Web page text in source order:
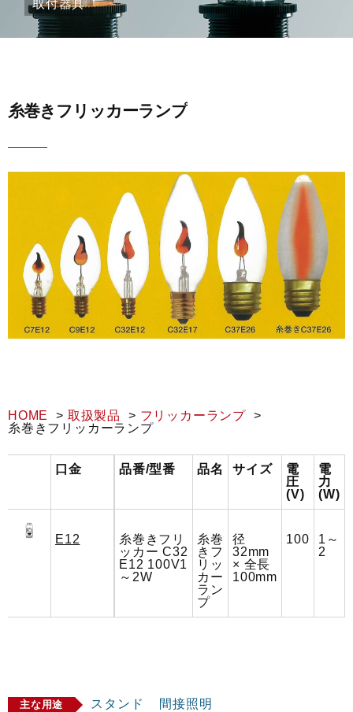
取付器具
糸巻きフリッカーランプ
HOME 取扱製品
フリッカーランプ
糸巻きフリッカーランプ
口金 品番/型番 品名 サイズ
電
圧
(V)
電
力
(W)
E12
糸巻きフリ
ッカー C32
E12 100V1
～2W
糸巻
きフ
リッ
カー
ラン
プ
径
32mm
× 全長
100mm
100
1～
2
主な用途 スタンド 間接照明